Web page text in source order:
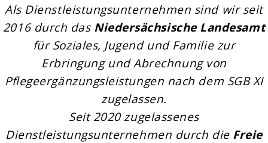
Als Dienstleistungsunternehmen sind wir seit
2016 durch dasNiedersächsische Landesamt
für Soziales, Jugend und Familie zur
Erbringung und Abrechnung von
Pflegeergänzungsleistungen nach dem SGB XI
zugelassen.
Seit 2020 zugelassenes
Dienstleistungsunternehmen durch die Freie